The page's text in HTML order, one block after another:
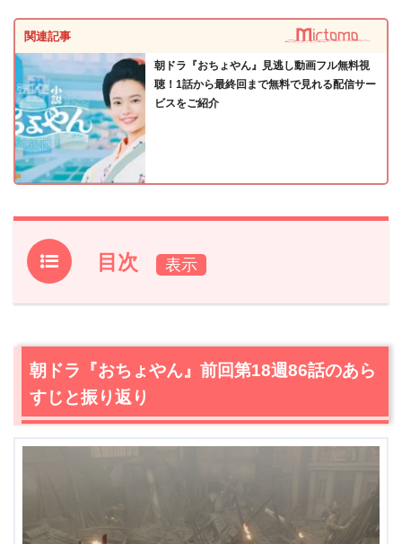
関連記事
朝ドラ『おちょやん』見逃し動画フル無料視
聴！1話から最終回まで無料で見れる配信サー
ビスをご紹介
目次
1.朝ドラ『おちょやん』前回第18週86話のあらすじと振り
【ネタバレ】朝ドラ『おちょやん』第18週87話あらす
じ・感想
2.1寛治（前田旺志郎）の旅立ち
朝ドラ『おちょやん』第18週87話あらすじ・ネタバレ感
想まとめ
朝ドラ『おちょやん』前回第18週86話のあら
すじと振り返り